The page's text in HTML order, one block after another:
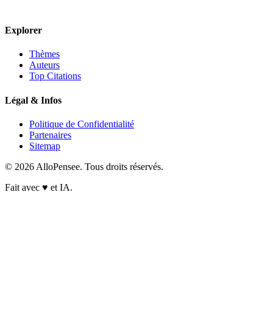
Explorer
Thèmes
Auteurs
Top Citations
Légal & Infos
Politique de Confidentialité
Partenaires
Sitemap
© 2026 AlloPensee. Tous droits réservés.
Fait avec ♥ et IA.